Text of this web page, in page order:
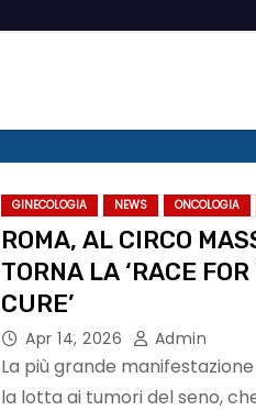
GINECOLOGIA NEWS ONCOLOGIA
ROMA, AL CIRCO
TORNA LA ‘RACE
CURE’
Apr 14, 2026 Admin
La più grande
la lotta ai tumori del seno,